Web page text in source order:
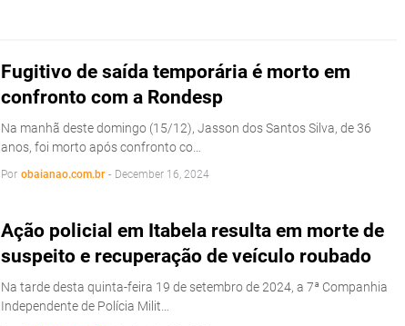
Fugitivo de saída temporária é morto em
confronto com a Rondesp
Na manhã deste domingo (15/12), Jasson dos Santos Silva, de 36
anos, foi morto após confronto co…
Por obaianao.com.br - December 16, 2024
Ação policial em Itabela resulta em morte de
suspeito e recuperação de veículo roubado
Na tarde desta quinta-feira 19 de setembro de 2024, a 7ª Companhia
Independente de Polícia Milit…